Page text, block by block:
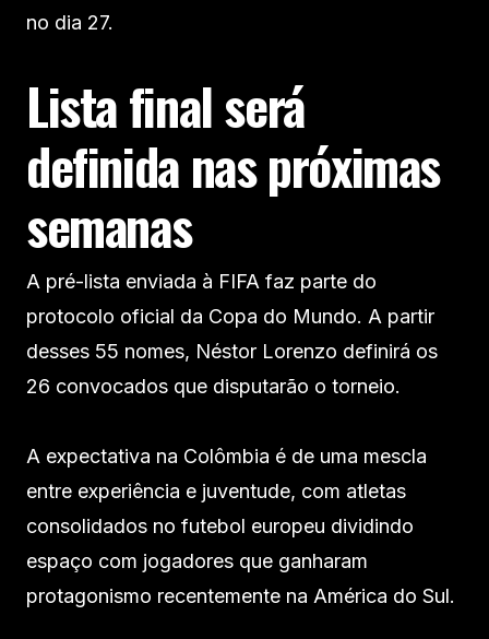
no dia 27.
Lista final será
definida nas próximas
semanas
A pré-lista enviada à FIFA faz parte do
protocolo oficial da Copa do Mundo. A partir
desses 55 nomes, Néstor Lorenzo definirá os
26 convocados que disputarão o torneio.
A expectativa na Colômbia é de uma mescla
entre experiência e juventude, com atletas
consolidados no futebol europeu dividindo
espaço com jogadores que ganharam
protagonismo recentemente na América do Sul.